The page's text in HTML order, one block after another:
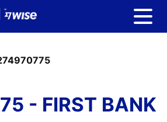
- FIRST BANK